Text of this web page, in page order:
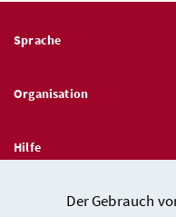
Der Gebrauch
Sprache
Organisation
Hilfe
Quicklinks